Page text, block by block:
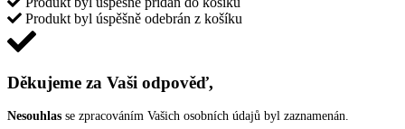
Produkt byl úspěšně odebrán z košíku
Děkujeme za Vaši odpověď,
Nesouhlas se zpracováním Vašich osobních údajů byl zaznamenán.